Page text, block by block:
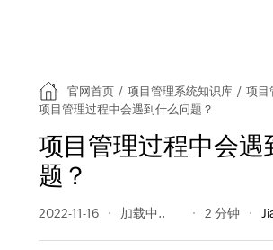
官网首页 / 项目管理系统知识库 / 项目
项目管理过程中会遇到什么问题？
项目管理过程中会遇
题？
2022-11-16 350 阅读量 2 分钟